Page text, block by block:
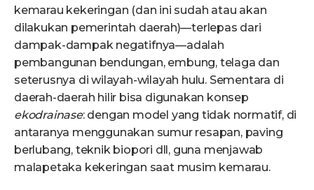
kemarau kekeringan (dan ini sudah atau akan
dilakukan pemerintah daerah)—terlepas dari
dampak-dampak negatifnya—adalah
pembangunan bendungan, embung, telaga dan
seterusnya di wilayah-wilayah hulu. Sementara di
daerah-daerah hilir bisa digunakan konsep
ekodrainase: dengan model yang tidak normatif, di
antaranya menggunakan sumur resapan, paving
berlubang, teknik biopori dll, guna menjawab
malapetaka kekeringan saat musim kemarau.